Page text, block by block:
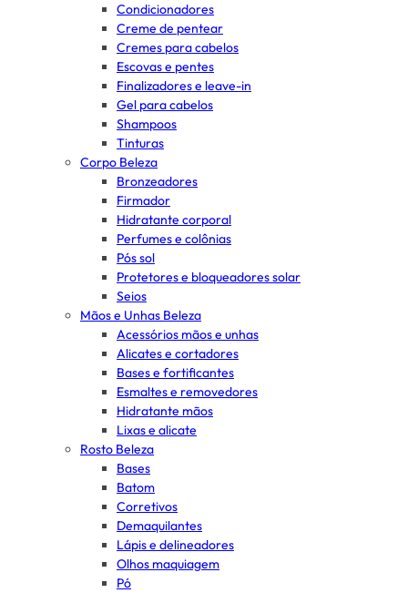
Condicionadores
Creme de pentear
Cremes para cabelos
Escovas e pentes
Finalizadores e leave-in
Gel para cabelos
Shampoos
Tinturas
Corpo Beleza
Bronzeadores
Firmador
Hidratante corporal
Perfumes e colônias
Pós sol
Protetores e bloqueadores solar
Seios
Mãos e Unhas Beleza
Acessórios mãos e unhas
Alicates e cortadores
Bases e fortificantes
Esmaltes e removedores
Hidratante mãos
Lixas e alicate
Rosto Beleza
Bases
Batom
Corretivos
Demaquilantes
Lápis e delineadores
Olhos maquiagem
Pó